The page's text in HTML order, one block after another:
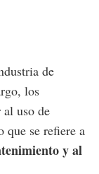
de
los
uso de
que se refiere a
y al